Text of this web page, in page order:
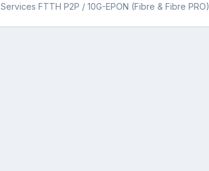
Services FTTH P2P / 10G-EPON (Fibre & Fibre PRO)